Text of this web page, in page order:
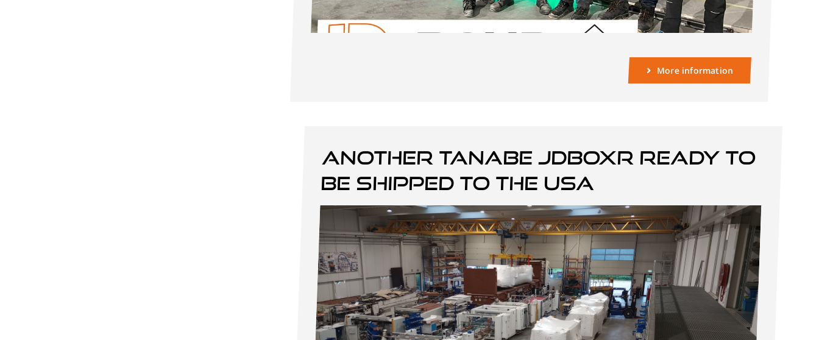
More information
Another Tanabe JDBOXR ready to
be shipped to the USA